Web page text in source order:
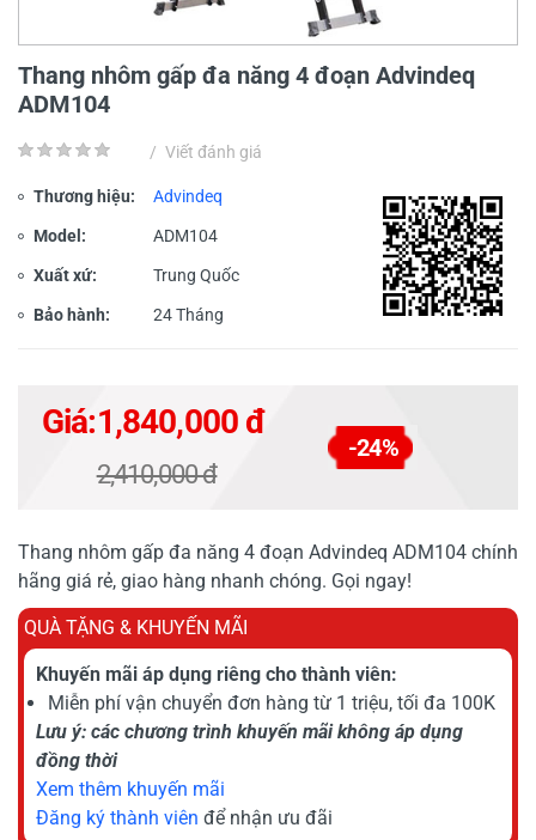
Thang nhôm gấp đa năng 4 đoạn Advindeq
ADM104
/ Viết đánh giá
Thương hiệu: Advindeq
Model: ADM104
Xuất xứ: Trung Quốc
Bảo hành: 24 Tháng
Giá:1,840,000 đ
2,410,000 đ
-24%
Thang nhôm gấp đa năng 4 đoạn Advindeq ADM104 chính
hãng giá rẻ, giao hàng nhanh chóng. Gọi ngay!
QUÀ TẶNG & KHUYẾN MÃI
Khuyến mãi áp dụng riêng cho thành viên:
Miễn phí vận chuyển đơn hàng từ 1 triệu, tối đa 100K
Lưu ý: các chương trình khuyến mãi không áp dụng
đồng thời
Xem thêm khuyến mãi
Đăng ký thành viên để nhận ưu đãi